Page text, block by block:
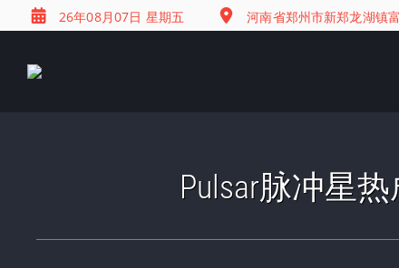
26年08月07日 星期五 河南省郑州市新郑龙湖镇
Pulsar脉冲星